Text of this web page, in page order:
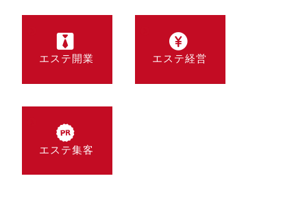
エステ開業 エステ経営
エステ集客